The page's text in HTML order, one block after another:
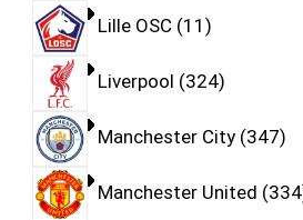
Lille OSC 11
Liverpool 324
Manchester City 347
Manchester United 334